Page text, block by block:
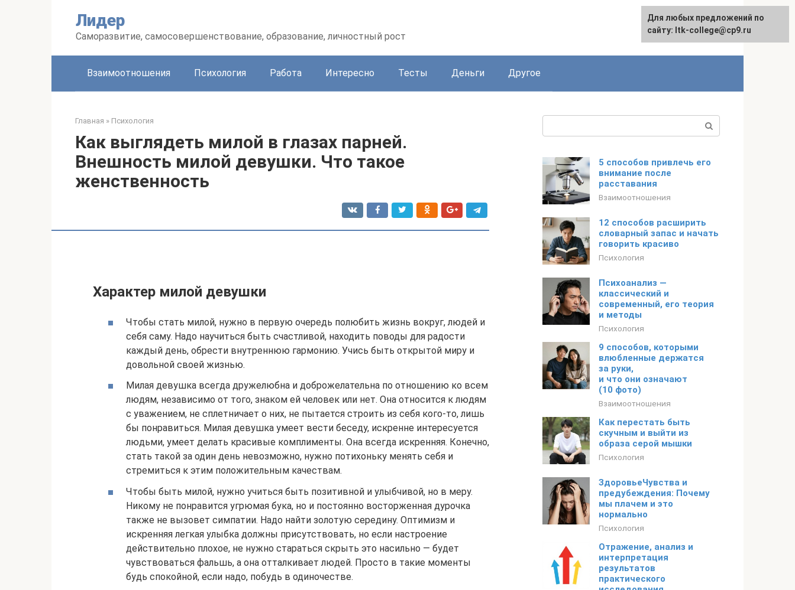
Лидер
Саморазвитие, самосовершенствование, образование, личностный рост
Взаимоотношения Психология Работа Интересно Тесты Деньги Другое
Главная » Психология
Как выглядеть милой в глазах парней.
Внешность милой девушки. Что такое
женственность
Характер милой девушки
Чтобы стать милой, нужно в первую очередь полюбить жизнь вокруг, людей и
себя саму. Надо научиться быть счастливой, находить поводы для радости
каждый день, обрести внутреннюю гармонию. Учись быть открытой миру и
довольной своей жизнью.
Милая девушка всегда дружелюбна и доброжелательна по отношению ко всем
людям, независимо от того, знаком ей человек или нет. Она относится к людям
с уважением, не сплетничает о них, не пытается строить из себя кого-то, лишь
бы понравиться. Милая девушка умеет вести беседу, искренне интересуется
людьми, умеет делать красивые комплименты. Она всегда искренняя. Конечно,
стать такой за один день невозможно, нужно потихоньку менять себя и
стремиться к этим положительным качествам.
Чтобы быть милой, нужно учиться быть позитивной и улыбчивой, но в меру.
Никому не понравится угрюмая бука, но и постоянно восторженная дурочка
также не вызовет симпатии. Надо найти золотую середину. Оптимизм и
искренняя легкая улыбка должны присутствовать, но если настроение
действительно плохое, не нужно стараться скрыть это насильно — будет
чувствоваться фальшь, а она отталкивает людей. Просто в такие моменты
будь спокойной, если надо, побудь в одиночестве.
5 способов привлечь его
внимание после
расставания
Взаимоотношения
12 способов расширить
словарный запас и начать
говорить красиво
Психология
Психоанализ —
классический и
современный, его теория
и методы
Психология
9 способов, которыми
влюбленные держатся
за руки,
и что они означают
(10 фото)
Взаимоотношения
Как перестать быть
скучным и выйти из
образа серой мышки
Психология
ЗдоровьеЧувства и
предубеждения: Почему
мы плачем и это
нормально
Психология
Отражение, анализ и
интерпретация
результатов
практического
Для любых предложений по
сайту: ltk-college@cp9.ru